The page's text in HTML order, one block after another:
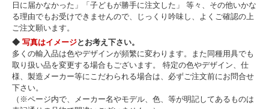
日に届かなかった」「子どもが勝手に注文した」 等々、その他いかな
る理由でもお受けできませんので、じっくり吟味し、よくご確認の上
ご注文願います。
◆ 写真はイメージとお考え下さい。
多くの輸入品は色やデザインが頻繁に変わります。また同種用具でも
取り扱い品を変更する場合もございます。 特定の色やデザイン、仕
様、製造メーカー等にこだわられる場合は、必ずご注文前にお問合せ
下さい。
（※ページ内で、メーカー名やモデル、色、等が明記してあるものは